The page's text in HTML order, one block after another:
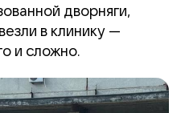
дворняги,
в клинику —
и сложно.